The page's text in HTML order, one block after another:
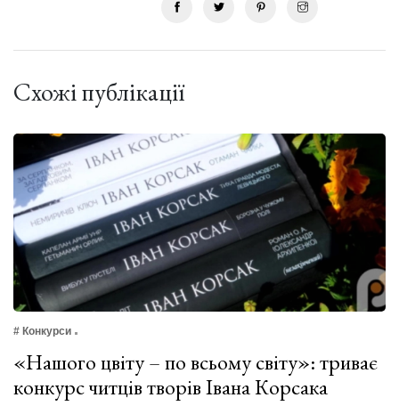
Схожі публікації
# Конкурси
«Нашого цвіту – по всьому світу»: триває
конкурс читців творів Івана Корсака